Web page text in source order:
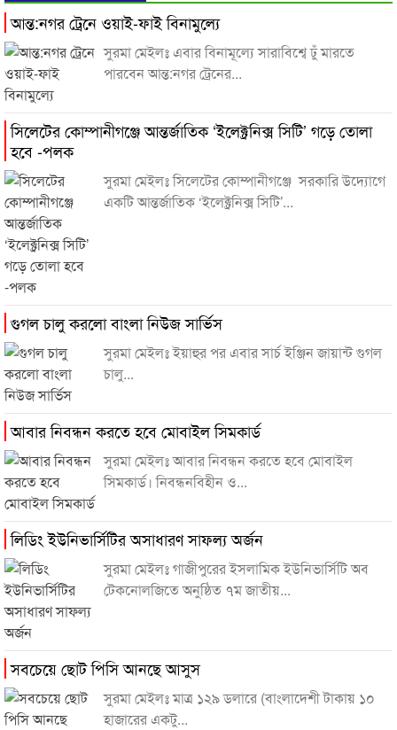
আন্ত:নগর ট্রেনে ওয়াই-ফাই বিনামুল্যে
সুরমা মেইলঃ এবার বিনামূল্যে সারাবিশ্বে ঢুঁ মারতে
পারবেন আন্ত:নগর ট্রেনের...
সিলেটের কোম্পানীগঞ্জে আন্তর্জাতিক ‘ইলেক্ট্রনিক্স সিটি’ গড়ে তোলা
হবে -পলক
সুরমা মেইলঃ সিলেটের কোম্পানীগঞ্জে সরকারি উদ্যোগে
একটি আন্তর্জাতিক ‘ইলেক্ট্রনিক্স সিটি’...
গুগল চালু করলো বাংলা নিউজ সার্ভিস
সুরমা মেইলঃ ইয়াহুর পর এবার সার্চ ইঞ্জিন জায়ান্ট গুগল
চালু...
আবার নিবন্ধন করতে হবে মোবাইল সিমকার্ড
সুরমা মেইলঃ আবার নিবন্ধন করতে হবে মোবাইল
সিমকার্ড। নিবন্ধনবিহীন ও...
লিডিং ইউনিভার্সিটির অসাধারণ সাফল্য অর্জন
সুরমা মেইলঃ গাজীপুরের ইসলামিক ইউনিভার্সিটি অব
টেকনোলজিতে অনুষ্ঠিত ৭ম জাতীয়...
সবচেয়ে ছোট পিসি আনছে আসুস
সুরমা মেইলঃ মাত্র ১২৯ ডলারে (বাংলাদেশী টাকায় ১০
হাজারের একটু...